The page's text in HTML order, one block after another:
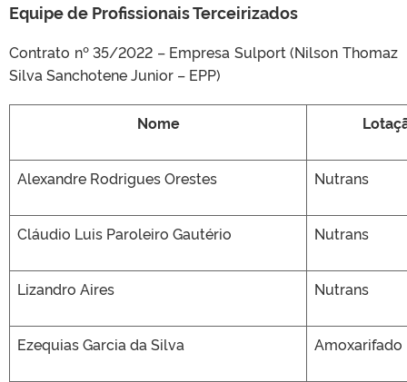
Equipe de Profissionais Terceirizados
Contrato nº 35/2022 – Empresa Sulport (Nilson Thomaz
Silva Sanchotene Junior – EPP)
Nome
Alexandre Rodrigues Orestes Nutrans
Cláudio Luis Paroleiro Gautério Nutrans
Lizandro Aires Nutrans
Ezequias Garcia da Silva Amoxarifado